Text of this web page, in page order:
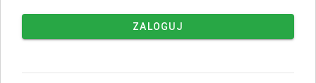
ZALOGUJ